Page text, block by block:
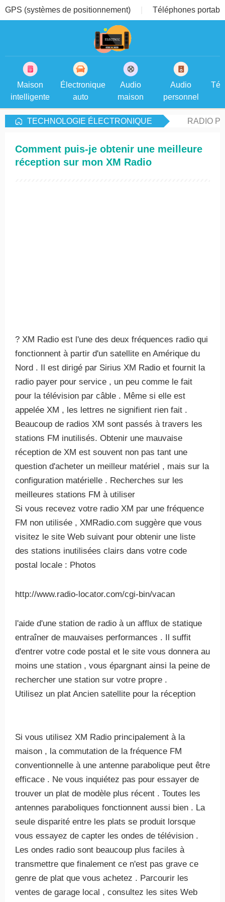
GPS (systèmes de positionnement) Téléphones
Maison
intelligente
Électronique
auto
Audio
maison
Audio
personnel
TECHNOLOGIE ÉLECTRONIQUE RADIO
Comment puis-je obtenir une meilleure
réception sur mon XM Radio
? XM Radio est l'une des deux fréquences radio qui
fonctionnent à partir d'un satellite en Amérique du
Nord . Il est dirigé par Sirius XM Radio et fournit la
radio payer pour service , un peu comme le fait
pour la télévision par câble . Même si elle est
appelée XM , les lettres ne signifient rien fait .
Beaucoup de radios XM sont passés à travers les
stations FM inutilisés. Obtenir une mauvaise
réception de XM est souvent non pas tant une
question d'acheter un meilleur matériel , mais sur la
configuration matérielle . Recherches sur les
meilleures stations FM à utiliser
Si vous recevez votre radio XM par une fréquence
FM non utilisée , XMRadio.com suggère que vous
visitez le site Web suivant pour obtenir une liste
des stations inutilisées clairs dans votre code
postal locale : Photos
http://www.radio-locator.com/cgi-bin/vacan
l'aide d'une station de radio à un afflux de statique
entraîner de mauvaises performances . Il suffit
d'entrer votre code postal et le site vous donnera au
moins une station , vous épargnant ainsi la peine de
rechercher une station sur votre propre .
Utilisez un plat Ancien satellite pour la réception
Si vous utilisez XM Radio principalement à la
maison , la commutation de la fréquence FM
conventionnelle à une antenne parabolique peut être
efficace . Ne vous inquiétez pas pour essayer de
trouver un plat de modèle plus récent . Toutes les
antennes paraboliques fonctionnent aussi bien . La
seule disparité entre les plats se produit lorsque
vous essayez de capter les ondes de télévision .
Les ondes radio sont beaucoup plus faciles à
transmettre que finalement ce n'est pas grave ce
genre de plat que vous achetez . Parcourir les
ventes de garage local , consultez les sites Web